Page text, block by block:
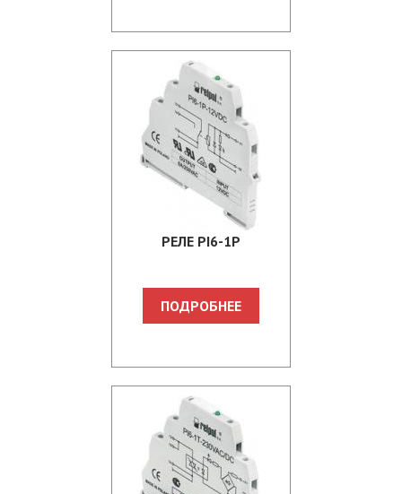
PЕЛЕ PI6-1P
ПОДРОБНЕЕ